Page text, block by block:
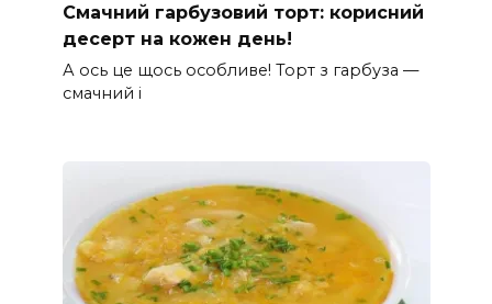
Смачний гарбузовий торт: корисний
десерт на кожен день!
А ось це щось особливе! Торт з гарбуза —
смачний і